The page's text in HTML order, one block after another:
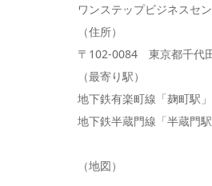
ワンステップビジネスセ
（住所）
〒102-0084 東京都千代
（最寄り駅）
地下鉄有楽町線「麹町駅
地下鉄半蔵門線「半蔵門
（地図）